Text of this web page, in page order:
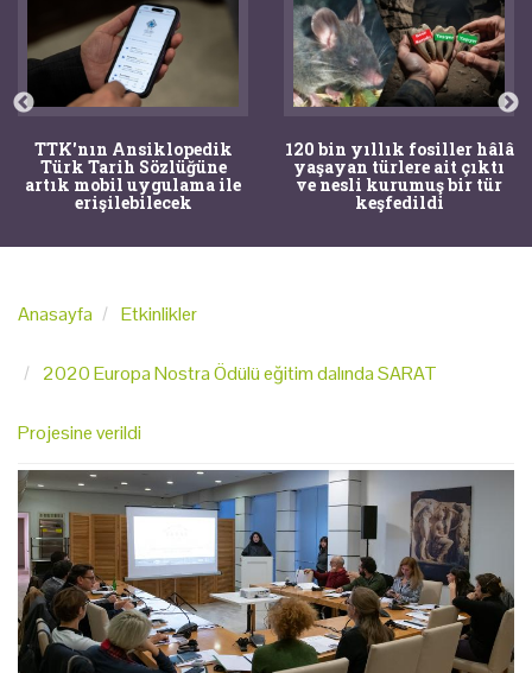
TTK'nın Ansiklopedik
Türk Tarih Sözlüğüne
artık mobil uygulama ile
erişilebilecek
120 bin yıllık fosiller hâlâ
yaşayan türlere ait çıktı
ve nesli kurumuş bir tür
keşfedildi
Anasayfa Etkinlikler
2020 Europa Nostra Ödülü eğitim dalında SARAT
Projesine verildi